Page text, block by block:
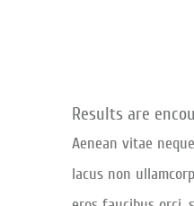
Results are
Aenean vitae
lacus non